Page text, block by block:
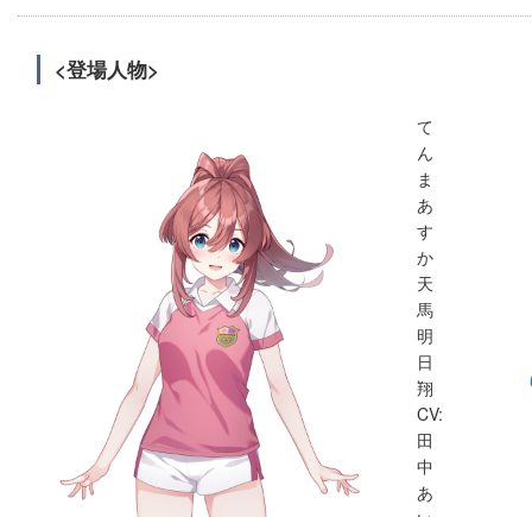
<登場人物>
て
ん
ま
あ
す
か
天
馬
明
日
翔
CV:
田
中
あ